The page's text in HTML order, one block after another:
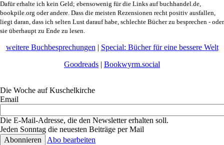
Dafür erhalte ich kein Geld; ebensowenig für die Links auf buchhandel.de,
bookpile.org oder andere. Dass die meisten Rezensionen recht positiv ausfallen,
liegt daran, dass ich selten Lust darauf habe, schlechte Bücher zu besprechen - oder
sie überhaupt zu Ende zu lesen.
weitere Buchbesprechungen | Special: Bücher für eine bessere Welt
Goodreads | Bookwyrm.social
Die Woche auf Kuschelkirche
Email
Die E-Mail-Adresse, die den Newsletter erhalten soll.
Jeden Sonntag die neuesten Beiträge per Mail
Abo bearbeiten